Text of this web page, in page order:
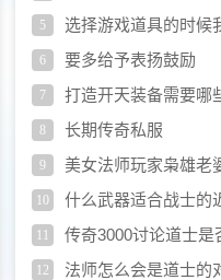
差
5 选择游戏道具的时候
6 要多给予表扬鼓励
7 打造开天装备需要哪
8 长期传奇私服
9 美女法师玩家枭雄老
10 什么武器适合战士的
11 传奇3000讨论道士是
12 法师怎么会是道士的